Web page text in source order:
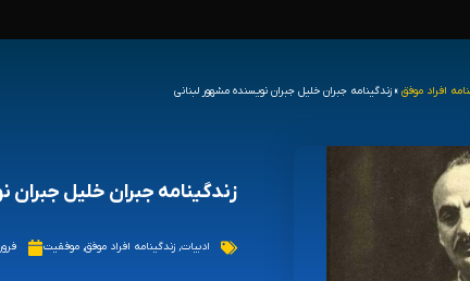
افراد موفق » زندگینامه جبران خلیل جبران نویسنده مشهور لبنانی
زندگینامه جبران خلیل
ادبیات, زندگینامه افراد موفق, موفقیت